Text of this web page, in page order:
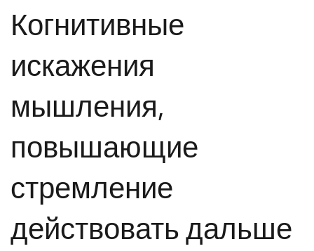
Когнитивные
искажения
мышления,
повышающие
стремление
действовать дальше